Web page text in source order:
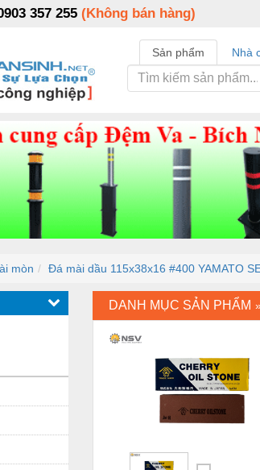
357 255 (Không bán hàng)
Sản phẩm Nhà
mòn Đá mài dầu 115x38x16 #400 YAMATO
DANH MỤC SẢN PHẨM